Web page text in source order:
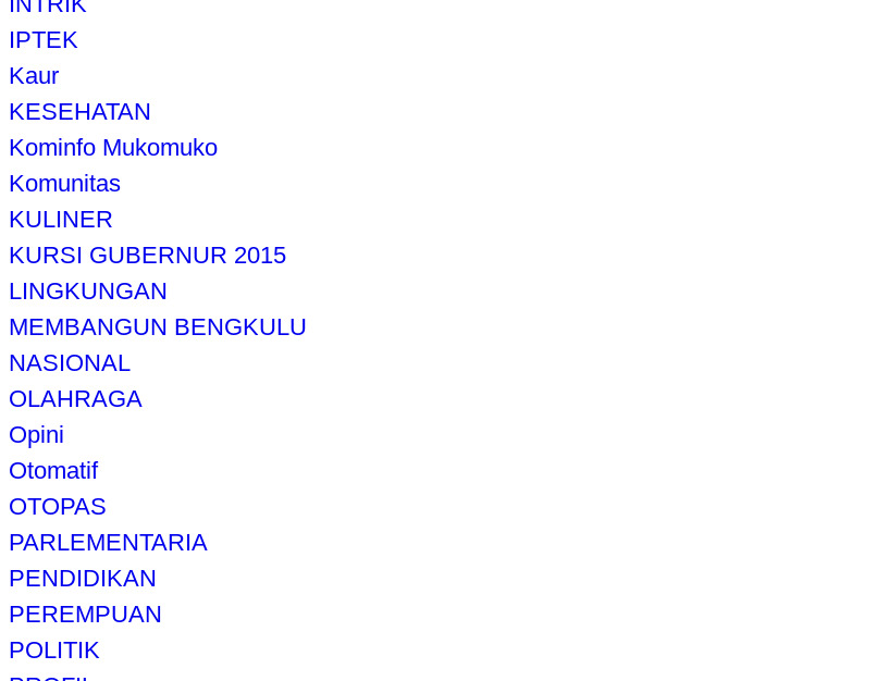
IPTEK
Kaur
KESEHATAN
Kominfo Mukomuko
Komunitas
KULINER
KURSI GUBERNUR 2015
LINGKUNGAN
MEMBANGUN BENGKULU
NASIONAL
OLAHRAGA
Opini
Otomatif
OTOPAS
PARLEMENTARIA
PENDIDIKAN
PEREMPUAN
POLITIK